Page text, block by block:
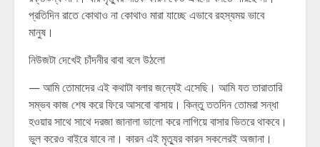
প্রতিদিন রাতে কোথাও না কোথাও মারা যাচ্ছে এভাবে রহস্যময় ভাবে
মানুষ।
নিউজটা দেখেই চাঁদনীর বাবা বলে উঠলো
— আমি তোমাদের এই কথাটা বলার জন্যেই এসেছি। আমি যত তারাতারি
সম্ভব কাজ শেষ করে ফিরে আসবো বাসায়। কিন্তু ততদিন তোমরা সন্ধা
হওয়ার সাথে সাথে দরজা জানালা ভালো করে লাগিয়ে বাসার ভিতরে থাকবে।
ভুল করেও বাইরে যাবে না। কারন এই মৃত্যুর কারন সকলেরই অজানা।